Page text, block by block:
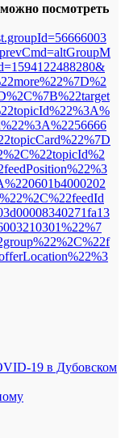
посмотреть
19 в Дубовском